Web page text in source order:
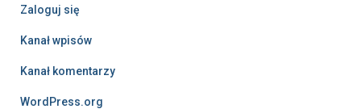
Zaloguj się
Kanał wpisów
Kanał komentarzy
WordPress.org